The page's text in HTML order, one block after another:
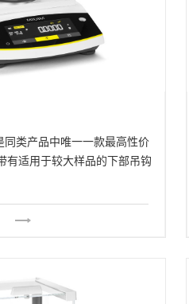
类产品中唯一一款最高性价
有适用于较大样品的下部吊钩